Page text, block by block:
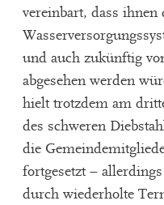
vereinbart, dass ihnen
und auch zukünftig
abgesehen werden
hielt trotzdem am
des schweren
die
fortgesetzt –
durch wiederholte